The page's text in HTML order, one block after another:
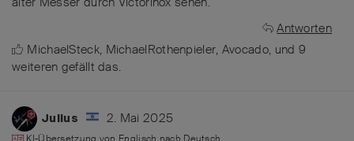
Antworten
MichaelSteck, MichaelRothenpieler, Avocado, und 9
weiteren gefällt das.
Julius 2. Mai 2025